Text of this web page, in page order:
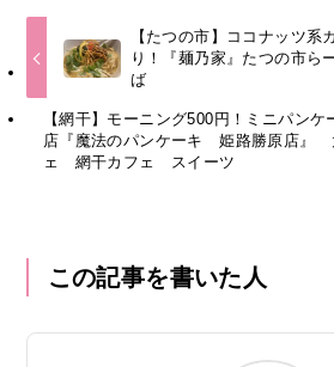
【たつの市】ココナッツ系
り！『麺乃家』たつの市
ば
【網干】モーニング500円！ミニパンケ
店『魔法のパンケーキ 姫路勝原店』
ェ 網干カフェ スイーツ
この記事を書いた人